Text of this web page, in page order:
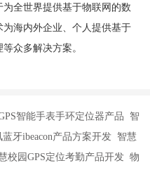
全世界提供基于物联网的数
海内外企业、个人提供基于
众多解决方案。
智能手表手环定位器产品 智
牙ibeacon产品方案开发 智慧
校园GPS定位考勤产品开发 物